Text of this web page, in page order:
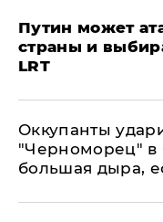
Путин может
страны и
LRT
Оккупанты
"Черноморец" в
большая дыра,